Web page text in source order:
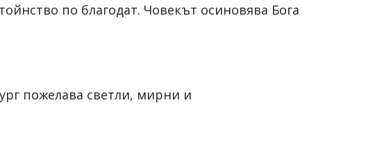
по благодат. Човекът осиновява Бога
пожелава светли, мирни и